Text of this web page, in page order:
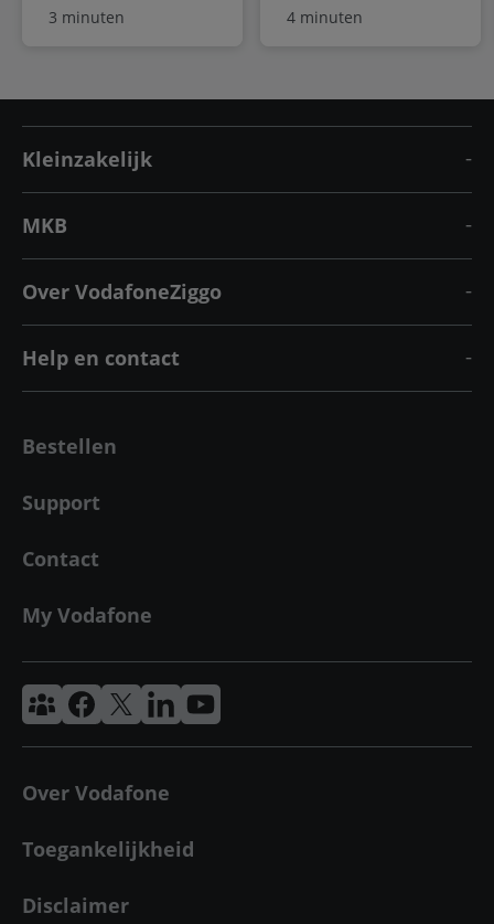
3 minuten 4 minuten
Kleinzakelijk
MKB
Over VodafoneZiggo
Help en contact
Bestellen
Support
Contact
My Vodafone
Vodafone & Ziggo Community
Vodafone Facebook
Vodafone X
VodafoneZiggo LinkedIn
Vodafone YouTube
Over Vodafone
Toegankelijkheid
Disclaimer